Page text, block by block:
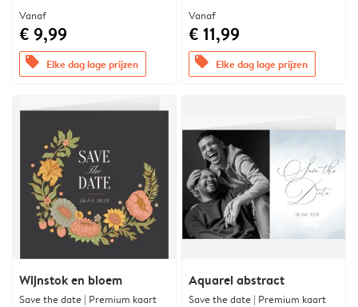
Vanaf
€ 9,99
offers Elke dag lage prijzen
Vanaf
€ 11,99
offers Elke dag lage prijzen
Wijnstok en bloem
Save the date | Premium kaart
Aquarel abstract
Save the date | Premium kaart